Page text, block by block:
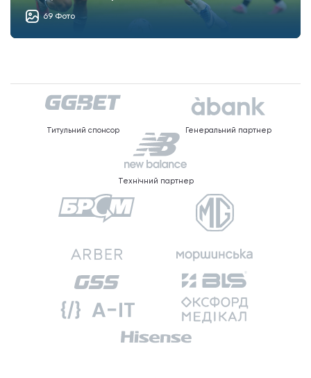
69 Фото
Титульний спонсор Генеральний партнер
Технічний партнер